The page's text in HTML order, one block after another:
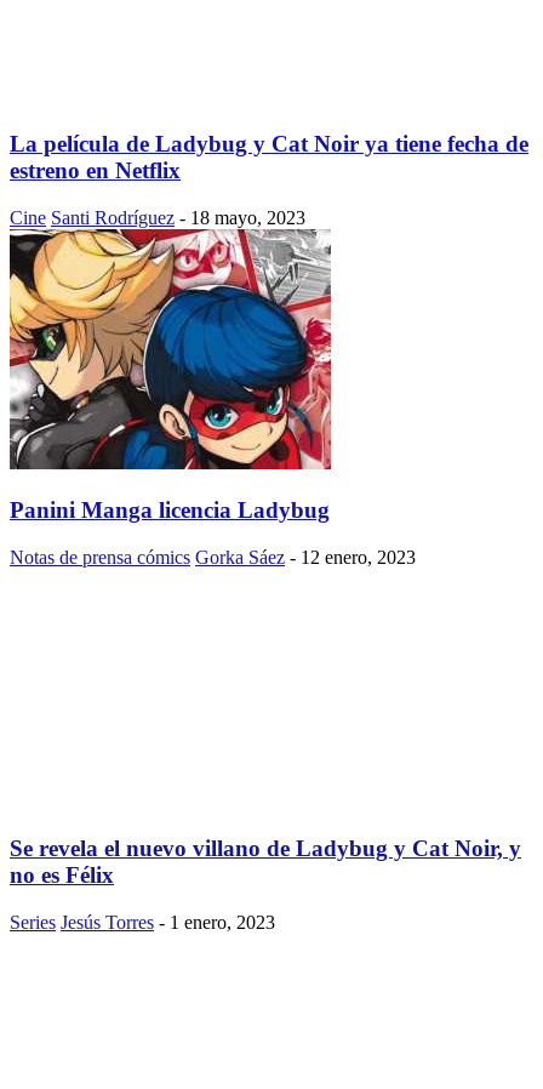
La película de Ladybug y Cat Noir ya tiene fecha de
estreno en Netflix
Cine Santi Rodríguez - 18 mayo, 2023
Panini Manga licencia Ladybug
Notas de prensa cómics Gorka Sáez - 12 enero, 2023
Se revela el nuevo villano de Ladybug y Cat Noir, y
no es Félix
Series Jesús Torres - 1 enero, 2023